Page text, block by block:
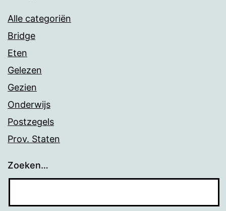
Alle categoriën
Bridge
Eten
Gelezen
Gezien
Onderwijs
Postzegels
Prov. Staten
Zoeken…